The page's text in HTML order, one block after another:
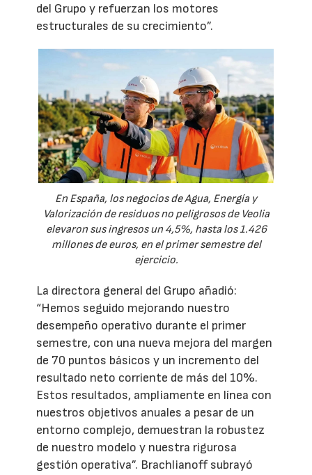
del Grupo y refuerzan los motores
estructurales de su crecimiento”.
En España, los negocios de Agua, Energía y
Valorización de residuos no peligrosos de Veolia
elevaron sus ingresos un 4,5%, hasta los 1.426
millones de euros, en el primer semestre del
ejercicio.
La directora general del Grupo añadió:
“Hemos seguido mejorando nuestro
desempeño operativo durante el primer
semestre, con una nueva mejora del margen
de 70 puntos básicos y un incremento del
resultado neto corriente de más del 10%.
Estos resultados, ampliamente en línea con
nuestros objetivos anuales a pesar de un
entorno complejo, demuestran la robustez
de nuestro modelo y nuestra rigurosa
gestión operativa”. Brachlianoff subrayó